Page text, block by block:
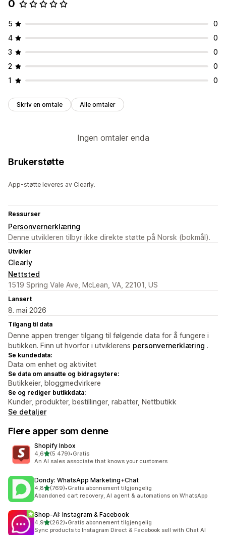
0
5
0
4
0
3
0
2
0
1
0
Skriv en omtale Alle omtaler
Ingen omtaler enda
Brukerstøtte
App-støtte leveres av Clearly.
Ressurser
Personvernerklæring
Denne utvikleren tilbyr ikke direkte støtte på Norsk (bokmål).
Utvikler
Clearly
Nettsted
1519 Spring Vale Ave, McLean, VA, 22101, US
Lansert
8. mai 2026
Tilgang til data
Denne appen trenger tilgang til følgende data for å fungere i
butikken. Finn ut hvorfor i utviklerens personvernerklæring .
Se kundedata:
Data om enhet og aktivitet
Se data om ansatte og bidragsytere:
Butikkeier, bloggmedvirkere
Se og rediger butikkdata:
Kunder, produkter, bestillinger, rabatter, Nettbutikk
Se detaljer
Flere apper som denne
Shopify Inbox
4,6av 5 stjerner
(5 479)
Totalt 5479 omtaler
•Gratis
An AI sales associate that knows your customers
Dondy: WhatsApp Marketing+Chat
4,8av 5 stjerner
(769)
Totalt 769 omtaler
•Gratis abonnement tilgjengelig
Abandoned cart recovery, AI agent & automations on WhatsApp
Shop‑AI: Instagram & Facebook
4,9av 5 stjerner
(262)
Totalt 262 omtaler
•Gratis abonnement tilgjengelig
Sync products to Instagram Direct & Facebook sell with Chat AI